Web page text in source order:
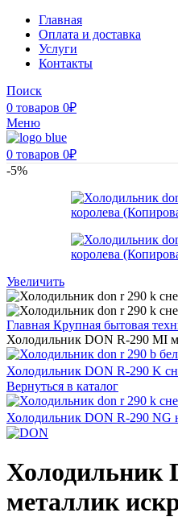
Главная
Оплата и доставка
Услуги
Контакты
Поиск
0 товаров 0₽
Меню
0 товаров 0₽
-5%
Увеличить
Главная Крупная бытовая
Холодильник DON R-290 MI
Холодильник DON R-290 K
Вернуться в каталог
Холодильник DON R-290 NG
Холодильник
металлик